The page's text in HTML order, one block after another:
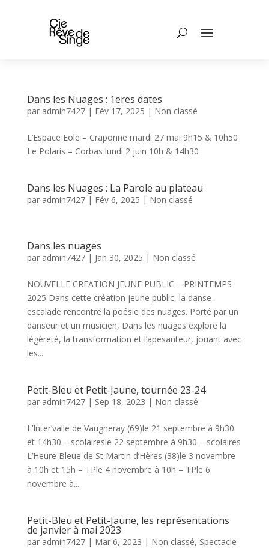
Dans les Nuages : 1eres dates
par admin7427| Fév 17, 2025 | Non classé
L’Espace Eole – Craponne mardi 27 mai 9h15 & 10h50
Le Polaris – Corbas lundi 2 juin 10h & 14h30
Dans les Nuages : La Parole au plateau
par admin7427| Fév 6, 2025 | Non classé
Dans les nuages
par admin7427| Jan 30, 2025 | Non classé
NOUVELLE CREATION JEUNE PUBLIC – PRINTEMPS
2025 Dans cette création jeune public, la danse-
escalade rencontre la poésie des nuages. Porté par un
danseur et un musicien, Dans les nuages explore la
légèreté, la transformation et l’apesanteur, jouant avec
les...
Petit-Bleu et Petit-Jaune, tournée 23-24
par admin7427| Sep 18, 2023 | Non classé
L’Inter’valle de Vaugneray (69)le 21 septembre à 9h30
et 14h30 – scolairesle 22 septembre à 9h30 – scolaires
L’Heure Bleue de St Martin d’Hères (38)le 3 novembre
à 10h et 15h – TPle 4 novembre à 10h – TPle 6
novembre à...
Petit-Bleu et Petit-Jaune, les représentations
de janvier à mai 2023
par admin7427| Mar 6, 2023 | Non classé, Spectacle